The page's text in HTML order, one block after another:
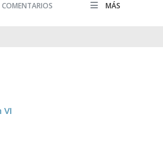
COMENTARIOS MÁS
VI